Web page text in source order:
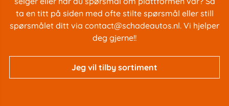
ta en titt på siden med ofte stilte spørsmål eller still
spørsmålet ditt via contact@schadeautos.nl. Vi hjelper
deg gjerne!!
Jeg vil tilby sortiment